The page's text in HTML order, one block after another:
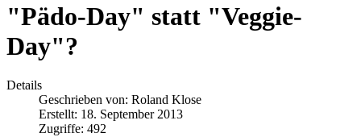
"Pädo-Day" statt "Veggie-
Day"?
Details
Geschrieben von: Roland Klose
Erstellt: 18. September 2013
Zugriffe: 492